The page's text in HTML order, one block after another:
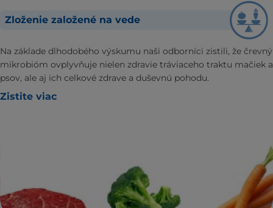
Zloženie založené na vede
Na základe dlhodobého výskumu naši odborníci zistili, že črevný
mikrobióm ovplyvňuje nielen zdravie tráviaceho traktu mačiek a
psov, ale aj ich celkové zdrave a duševnú pohodu.
Zistite viac